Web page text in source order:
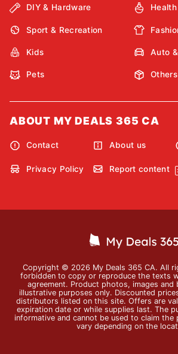
DIY & Hardware
Sport & Recreation
Kids Auto
Pets Others
ABOUT MY DEALS 365 CA
Contact About us
Privacy Policy Report content
Copyright © 2026 My Deals 365 CA. All
forbidden to copy or reproduce the texts
agreement. Product photos, images and
illustrative purposes only. Discounted
distributors listed on this site. Offers are
expiration date or while supplies last. The
informative and cannot be used to claim the
vary depending on the